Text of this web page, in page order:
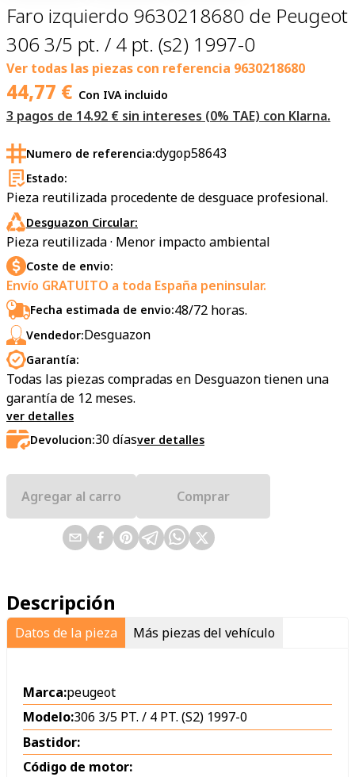
Faro izquierdo 9630218680 de Peugeot
306 3/5 pt. / 4 pt. (s2) 1997-0
Ver todas las piezas con referencia 9630218680
44,77 € Con IVA incluido
3 pagos de 14.92 € sin intereses (0% TAE) con Klarna.
Numero de referencia:dygop58643
Estado:
Pieza reutilizada procedente de desguace profesional.
Desguazon Circular:
Pieza reutilizada · Menor impacto ambiental
Coste de envio:
Envío GRATUITO a toda España peninsular.
Fecha estimada de envio:48/72 horas.
Vendedor:Desguazon
Garantía:
Todas las piezas compradas en Desguazon tienen una
garantía de 12 meses.
ver detalles
Devolucion:30díasver detalles
Agregar al carro Comprar
Descripción
Datos de la pieza Más piezas del vehículo
Marca:peugeot
Modelo:306 3/5 PT. / 4 PT. (S2) 1997-0
Bastidor:
Código de motor: